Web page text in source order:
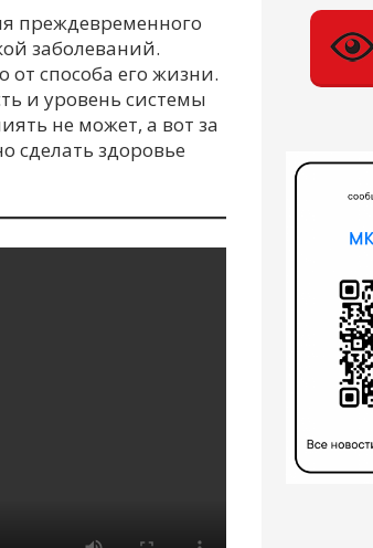
преждевременного
заболеваний.
от способа его жизни.
и уровень системы
не может, а вот за
сделать здоровье